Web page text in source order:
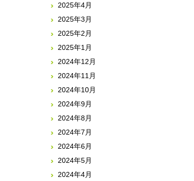
2025年4月
2025年3月
2025年2月
2025年1月
2024年12月
2024年11月
2024年10月
2024年9月
2024年8月
2024年7月
2024年6月
2024年5月
2024年4月